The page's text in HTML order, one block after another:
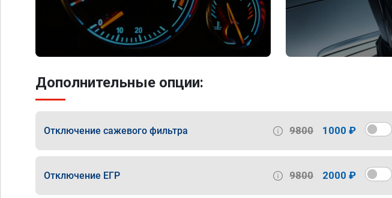
Дополнительные опции:
Отключение сажевого фильтра 9800 1000 ₽
Отключение ЕГР 9800 2000 ₽